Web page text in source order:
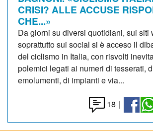
CRISI? ALLE ACCUSE
CHE...»
Da giorni su diversi quotidiani, sui siti
soprattutto sui social si è acceso il
del ciclismo in Italia, con risvolti
polemici legati ai numeri di tesserati,
emolumenti, di impianti e via...
18 |